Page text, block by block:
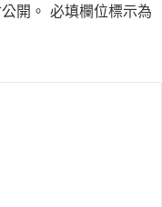
開。 必填欄位標示為